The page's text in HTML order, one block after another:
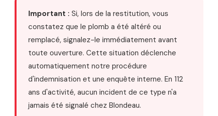
Important : Si, lors de la restitution, vous
constatez que le plomb a été altéré ou
remplacé, signalez-le immédiatement avant
toute ouverture. Cette situation déclenche
automatiquement notre procédure
d'indemnisation et une enquête interne. En 112
ans d'activité, aucun incident de ce type n'a
jamais été signalé chez Blondeau.